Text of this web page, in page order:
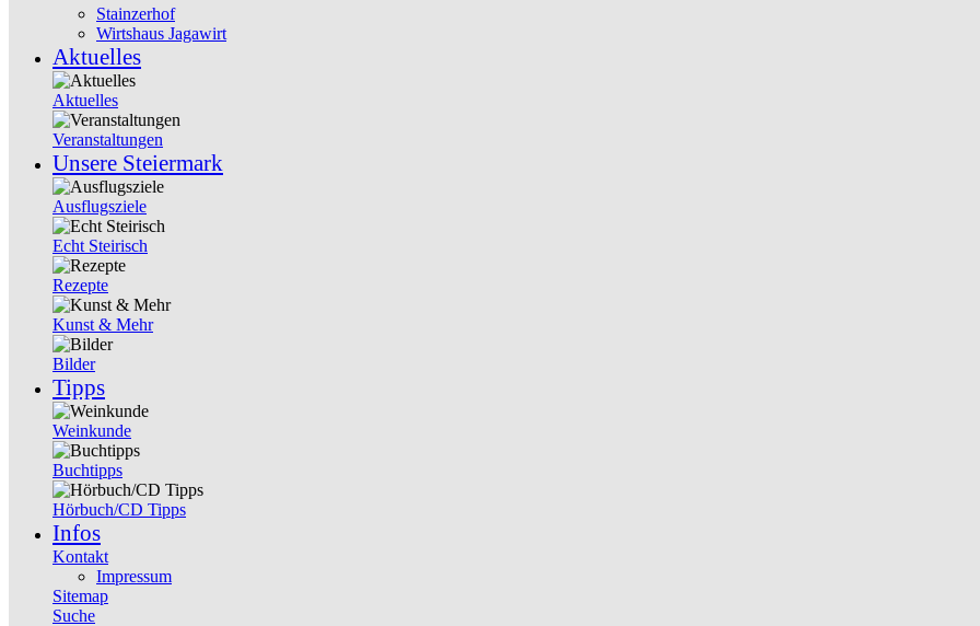
Stainzerhof
Wirtshaus Jagawirt
Aktuelles
Aktuelles
Veranstaltungen
Unsere Steiermark
Ausflugsziele
Echt Steirisch
Rezepte
Kunst & Mehr
Bilder
Tipps
Weinkunde
Buchtipps
Hörbuch/CD Tipps
Infos
Kontakt
Impressum
Sitemap
Suche